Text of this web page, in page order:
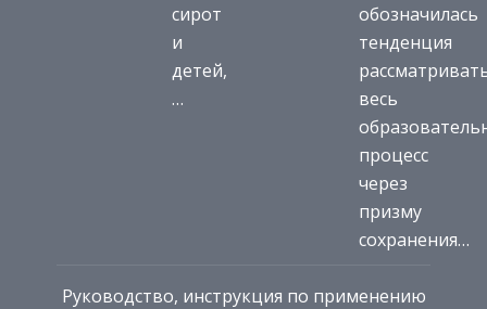
сирот
и
детей,
…
обозначилась
тенденция
весь
процесс
через
призму
сохранения…
Руководство, инструкция по применению